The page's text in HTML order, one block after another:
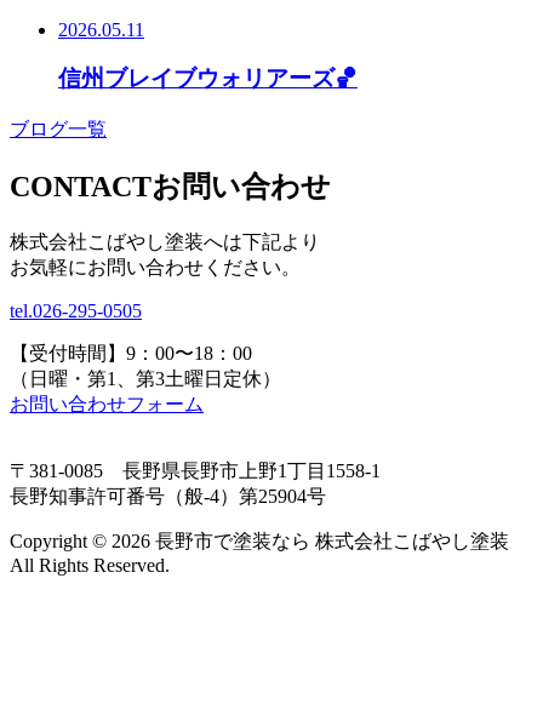
2026.05.11
信州ブレイブウォリアーズ🏀
ブログ一覧
CONTACTお問い合わせ
株式会社こばやし塗装へは下記より
お気軽にお問い合わせください。
tel.026-295-0505
【受付時間】9：00〜18：00
（日曜・第1、第3土曜日定休）
お問い合わせフォーム
〒381-0085 長野県長野市上野1丁目1558-1
長野知事許可番号（般-4）第25904号
Copyright © 2026 長野市で塗装なら 株式会社こばやし塗装
All Rights Reserved.